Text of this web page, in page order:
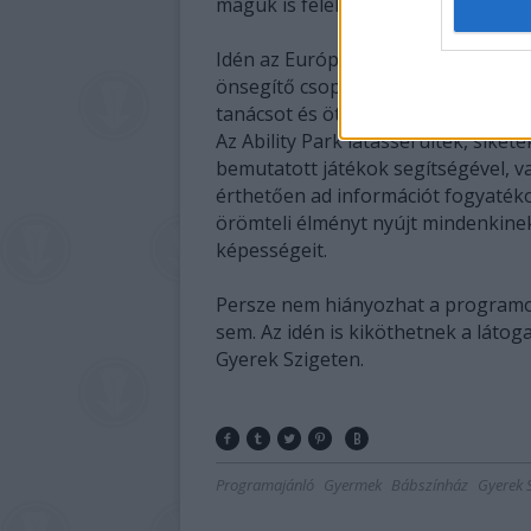
Idén az Európalánta Sátor
önsegítő csoportot, akik
tanácsot és ötleteket adni
Az Ability Park látássérültek,
bemutatott játékok segítségével,
érthetően ad információt
örömteli élményt nyújt
képességeit.
Persze nem hiányozhat a
sem. Az idén is kiköthetnek a
Gyerek Szigeten.
Programajánló Gyermek Bábszínház Gyerek